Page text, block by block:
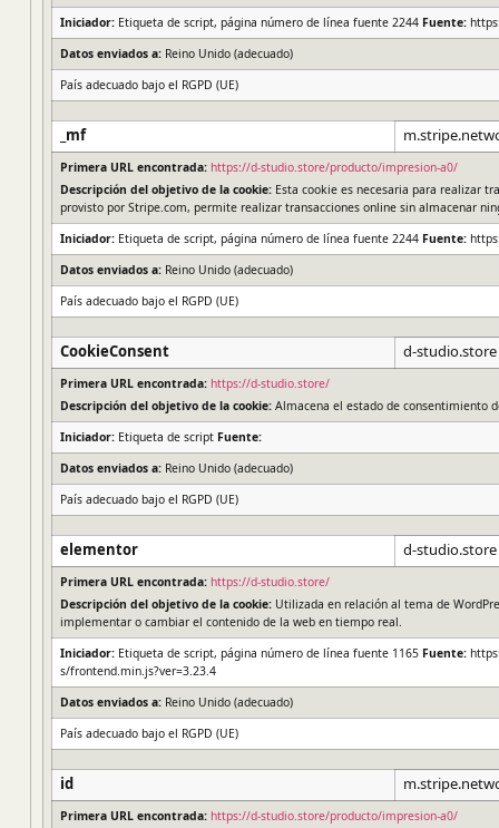
Iniciador: Etiqueta de script, página número de línea fuente 2244 Fuente:
Datos enviados a: Reino Unido (adecuado)
País adecuado bajo el RGPD (UE)
_mf
Primera URL encontrada: https://d-studio.store/producto/impresion-a0/
Descripción del objetivo de la cookie: Esta cookie es necesaria para realizar
provisto por Stripe.com, permite realizar transacciones online sin almacenar
Iniciador: Etiqueta de script, página número de línea fuente 2244 Fuente:
Datos enviados a: Reino Unido (adecuado)
País adecuado bajo el RGPD (UE)
CookieConsent d-studio.store
Primera URL encontrada: https://d-studio.store/
Descripción del objetivo de la cookie: Almacena el estado de consentimiento
Iniciador: Etiqueta de script Fuente:
Datos enviados a: Reino Unido (adecuado)
País adecuado bajo el RGPD (UE)
elementor d-studio.store
Primera URL encontrada: https://d-studio.store/
Descripción del objetivo de la cookie: Utilizada en relación al tema de
implementar o cambiar el contenido de la web en tiempo real.
Iniciador: Etiqueta de script, página número de línea fuente 1165 Fuente:
s/frontend.min.js?ver=3.23.4
Datos enviados a: Reino Unido (adecuado)
País adecuado bajo el RGPD (UE)
id
Primera URL encontrada: https://d-studio.store/producto/impresion-a0/